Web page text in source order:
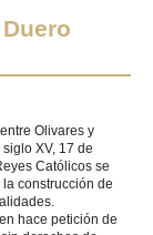
Olivares y
XV, 17 de
Católicos se
construcción de
hace petición de